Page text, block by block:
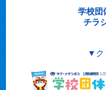
学校団
チラ
▼ク